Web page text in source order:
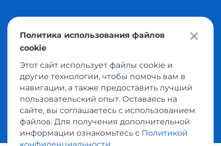
© 2026 Meest Shopping доставка покупок с интернет
магазинов мира в Узбекистан. Все права защищены
Политика конфиденциальности
Условия использования сервисом выкупа товаров
Политика использования файлов
cookie
Этот сайт использует файлы cookie и
другие технологии, чтобы помочь вам в
навигации, а также предоставить лучший
пользовательский опыт. Оставаясь на
сайте, вы соглашаетесь с использованием
файлов. Для получения дополнительной
информации ознакомьтесь с Политикой